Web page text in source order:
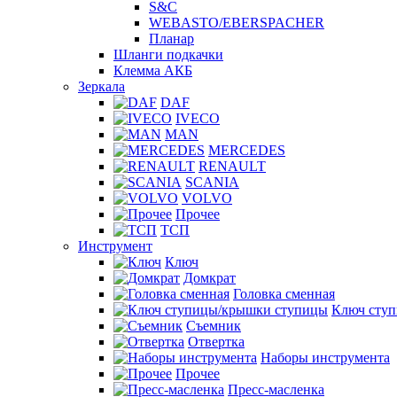
S&C
WEBASTO/EBERSPACHER
Планар
Шланги подкачки
Клемма АКБ
Зеркала
DAF
IVECO
MAN
MERCEDES
RENAULT
SCANIA
VOLVO
Прочее
ТСП
Инструмент
Ключ
Домкрат
Головка сменная
Ключ
Съемник
Отвертка
Наборы инструмента
Прочее
Пресс-масленка